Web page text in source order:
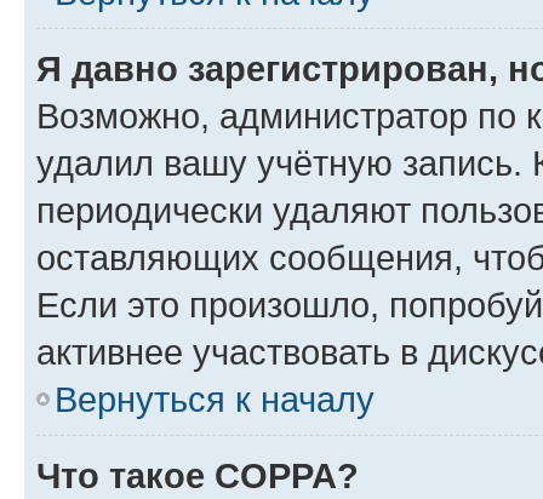
Я давно зарегистрирован,
Возможно, администратор по
удалил вашу учётную запись.
периодически удаляют
оставляющих сообщения,
Если это произошло,
активнее участвовать в
Вернуться к началу
Что такое COPPA?